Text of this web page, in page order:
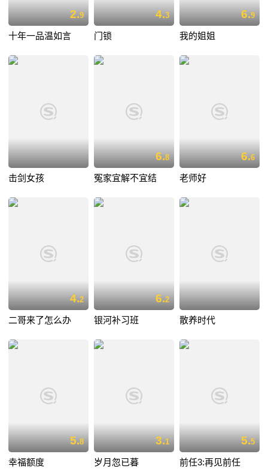
2.9
十年一品温如言
4.3
门锁
6.9
我的姐姐
击剑女孩
6.8
冤家宜解不宜结
6.6
老师好
4.2
二哥来了怎么办
6.2
银河补习班 散养时代
5.8
幸福额度
3.1
岁月忽已暮
5.5
前任3:再见前任